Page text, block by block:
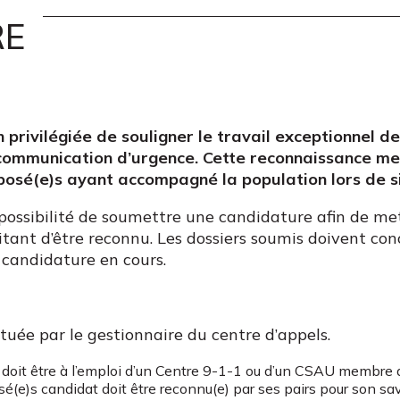
privilégiée de souligner le travail exceptionnel
d’urgence. Cette reconnaissance
ayant accompagné la population lors de
de soumettre une candidature afin de
d’être reconnu. Les dossiers soumis doivent
en cours.
par le gestionnaire du centre d’appels.
être à l’emploi d’un Centre 9-1-1 ou d’un CSAU membre
candidat doit être reconnu(e) par ses pairs pour son